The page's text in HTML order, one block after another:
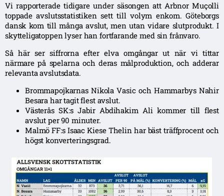
Vi rapporterade tidigare under säsongen att Arbnor Muçolli
toppade avslutsstatistiken sett till volym enkom. Göteborgs
dansk kom till många avslut, men utan vidare slutprodukt. I
skytteligatoppen lyser han fortfarande med sin frånvaro.
Så här ser siffrorna efter elva omgångar ut när vi tittar
närmare på spelarna och deras målproduktion, och adderar
relevanta avslutsdata.
Brommapojkarnas Nikola Vasic och Hammarbys Nahir
Besara har tagit flest avslut.
Västerås SK:s Jabir Abdihakim Ali kommer till flest
avslut per 90 minuter.
Malmö FF:s Isaac Kiese Thelin har bäst träffprocent och
högst konverteringsgrad.